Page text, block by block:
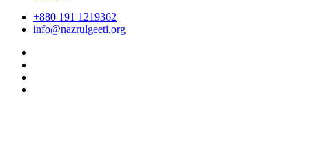
+880 191 1219362
info@nazrulgeeti.org